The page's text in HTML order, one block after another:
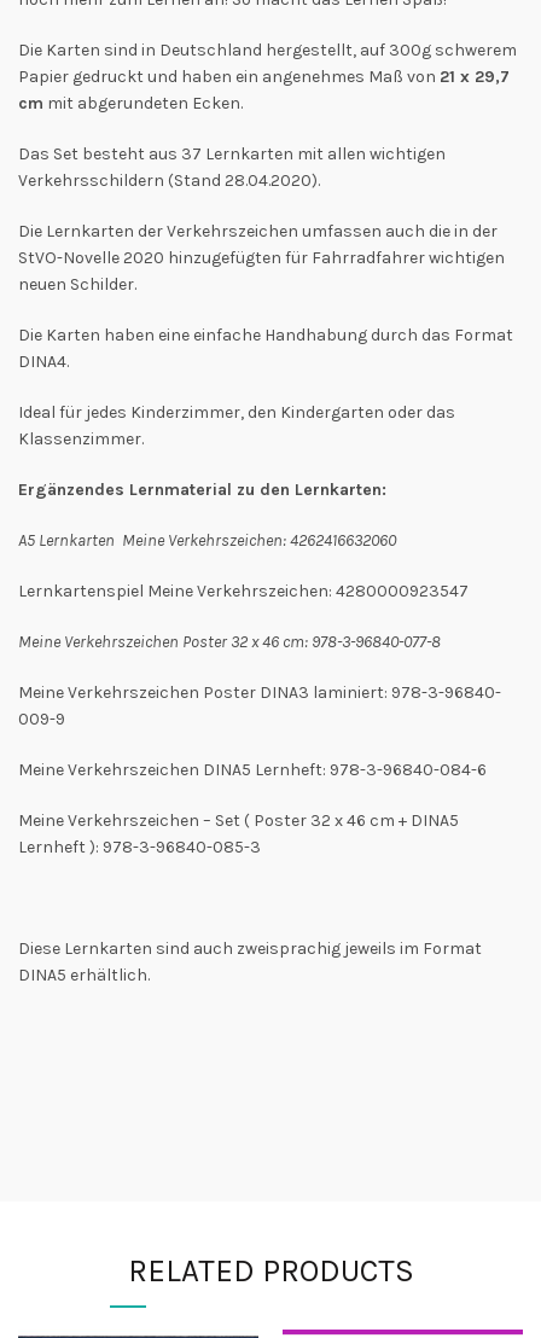
Die Karten sind in Deutschland hergestellt, auf 300g schwerem
Papier gedruckt und haben ein angenehmes Maß von 21 x 29,7
cm mit abgerundeten Ecken.
Das Set besteht aus 37 Lernkarten mit allen wichtigen
Verkehrsschildern (Stand 28.04.2020).
Die Lernkarten der Verkehrszeichen umfassen auch die in der
StVO-Novelle 2020 hinzugefügten für Fahrradfahrer wichtigen
neuen Schilder.
Die Karten haben eine einfache Handhabung durch das Format
DINA4.
Ideal für jedes Kinderzimmer, den Kindergarten oder das
Klassenzimmer.
Ergänzendes Lernmaterial zu den Lernkarten:
A5 Lernkarten Meine Verkehrszeichen: 4262416632060
Lernkartenspiel Meine Verkehrszeichen: 4280000923547
Meine Verkehrszeichen Poster 32 x 46 cm: 978-3-96840-077-8
Meine Verkehrszeichen Poster DINA3 laminiert: 978-3-96840-
009-9
Meine Verkehrszeichen DINA5 Lernheft: 978-3-96840-084-6
Meine Verkehrszeichen – Set ( Poster 32 x 46 cm + DINA5
Lernheft ): 978-3-96840-085-3
Diese Lernkarten sind auch zweisprachig jeweils im Format
DINA5 erhältlich.
RELATED PRODUCTS